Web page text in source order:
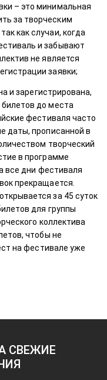
– это минимальная
за творческим
как случаи, когда
и забывают
не является
заявки;
и зарегистрирована,
до места
фестиваля часто
даты, прописанной в
творческий
в программе
все дни фестиваля
прекращается.
за 45 суток
для группы
коллектива
чтобы не
на фестивале уже
СВЕЖИЕ